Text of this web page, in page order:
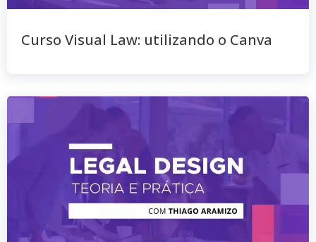
Curso Visual Law: utilizando o Canva